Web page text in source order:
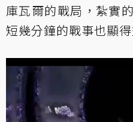
庫瓦爾的戰局，紮實
短幾分鐘的戰事也顯